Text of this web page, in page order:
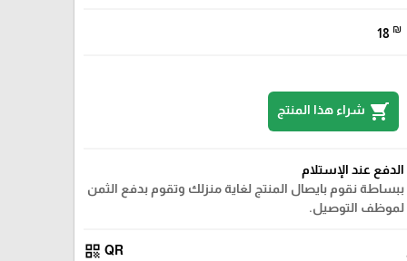
18 ₪
shopping_cart شراء هذا المنتج
الدفع عند الإستلام
ببساطة نقوم بايصال المنتج لغاية منزلك وتقوم بدفع الثمن
لموظف التوصيل.
QR
qr_code